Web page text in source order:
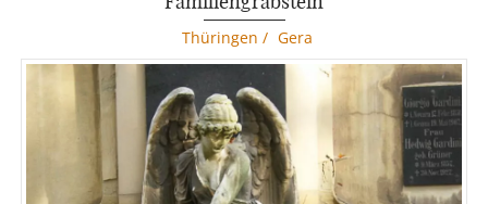
Thüringen / Gera